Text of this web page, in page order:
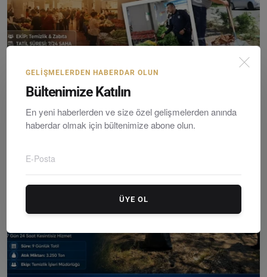
Marmaris Belediyesi Bayram Mesaisine Hazır: Ekipler ...
Wednesday, Mayıs 27, 2026
GELIŞMELERDEN HABERDAR OLUN
Bültenimize Katılın
En yeni haberlerden ve size özel gelişmelerden anında
haberdar olmak için bültenimize abone olun.
ÜYE OL